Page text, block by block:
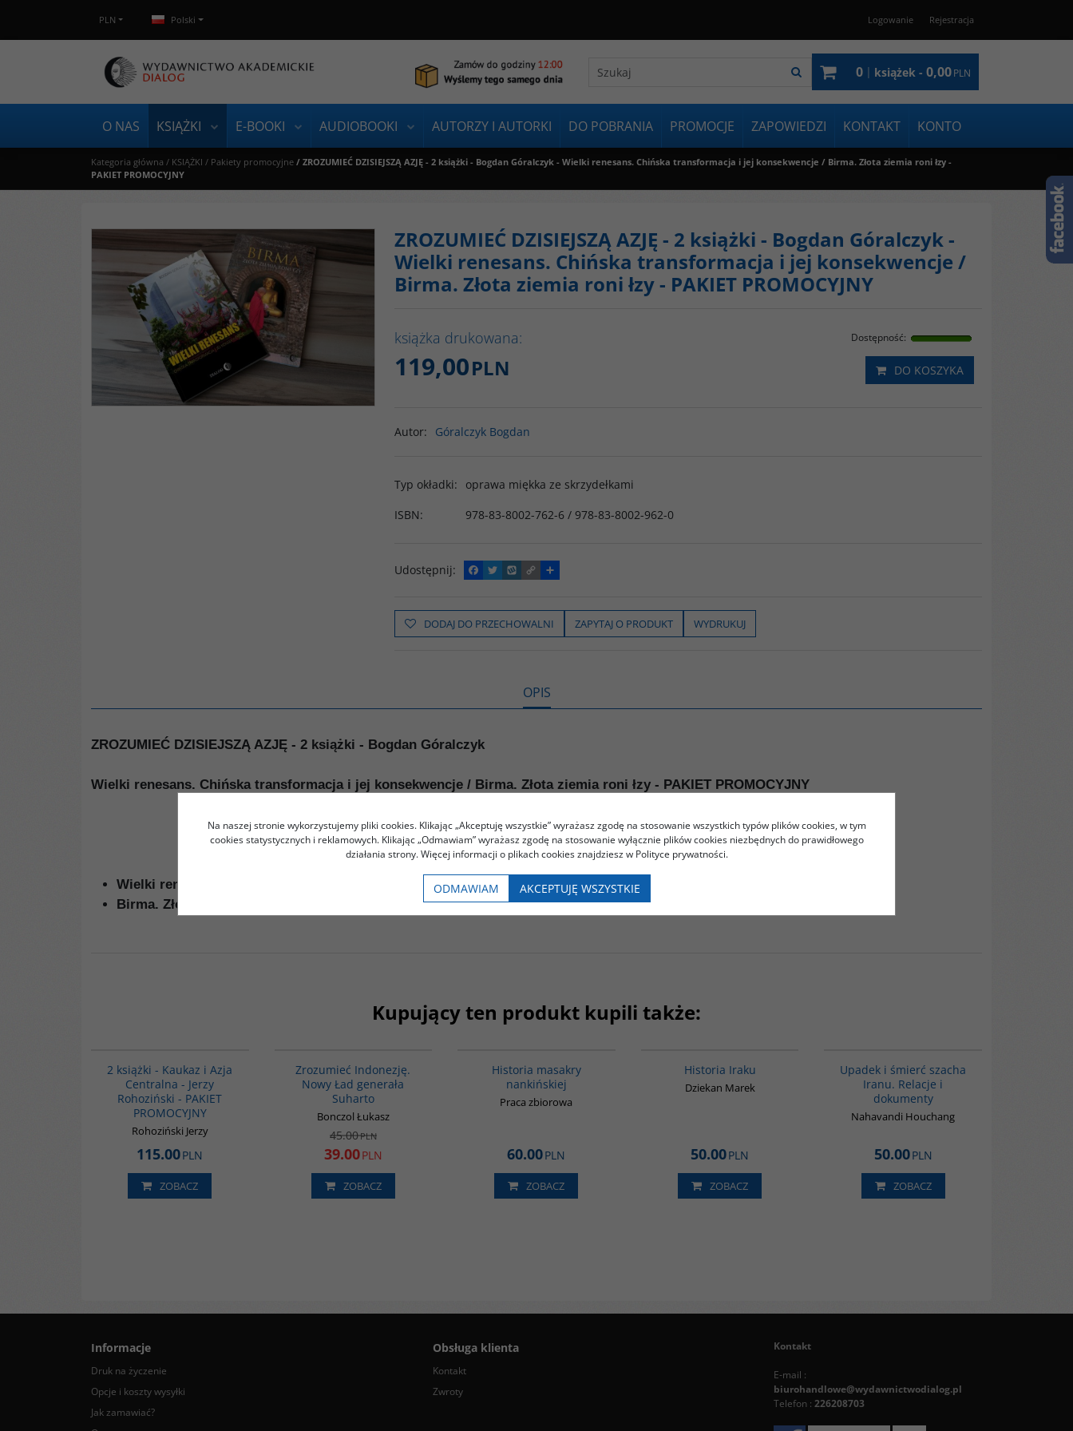
PLN Polski Logowanie Rejestracja
0 | książek - 0,00PLN
O NAS KSIĄŻKI E-BOOKI AUDIOBOOKI AUTORZY I AUTORKI DO POBRANIA PROMOCJE ZAPOWIEDZI KONTAKT KONTO
Kategoria główna / KSIĄŻKI / Pakiety promocyjne / ZROZUMIEĆ DZISIEJSZĄ AZJĘ - 2 książki - Bogdan Góralczyk - Wielki renesans. Chińska transformacja i jej konsekwencje / Birma. Złota ziemia roni łzy -
PAKIET PROMOCYJNY
ZROZUMIEĆ DZISIEJSZĄ AZJĘ - 2 książki - Bogdan Góralczyk -
Wielki renesans. Chińska transformacja i jej konsekwencje /
Birma. Złota ziemia roni łzy - PAKIET PROMOCYJNY
książka drukowana: Dostępność:
119,00PLN DO KOSZYKA
Autor: Góralczyk Bogdan
Typ okładki:
oprawa miękka ze skrzydełkami
ISBN: 978-83-8002-762-6 / 978-83-8002-962-0
Udostępnij:
F
a
e
b
o
T
w
t
t
e
W
y
o
p
C
o
y
L
i
P
o
z
i
e
ę
DODAJ DO PRZECHOWALNI ZAPYTAJ O PRODUKT WYDRUKUJ
OPIS
ZROZUMIEĆ DZISIEJSZĄ AZJĘ - 2 książki - Bogdan Góralczyk
Wielki renesans. Chińska transformacja i jej konsekwencje / Birma. Złota ziemia roni łzy - PAKIET PROMOCYJNY
Wielki renesans. Chińska transformacja i jej konsekwencjezobacz książkę
Birma. Złota ziemia roni łzy
Kupujący ten produkt kupili także:
2 książki - Kaukaz i Azja
Centralna - Jerzy
Rohoziński - PAKIET
PROMOCYJNY
Rohoziński Jerzy
115.00PLN
ZOBACZ
Zrozumieć Indonezję.
Nowy Ład generała
Suharto
Bonczol Łukasz
45.00PLN
39.00PLN
ZOBACZ
Historia masakry
nankińskiej
Praca zbiorowa
60.00PLN
ZOBACZ
Historia Iraku
Dziekan Marek
50.00PLN
ZOBACZ
Upadek i śmierć szacha
Iranu. Relacje i
dokumenty
Nahavandi Houchang
50.00PLN
ZOBACZ
Informacje
Druk na życzenie
Opcje i koszty wysyłki
Jak zamawiać?
Obsługa klienta
Kontakt
Zwroty
Kontakt
E-mail :
biurohandlowe@wydawnictwodialog.pl
Telefon : 226208703
Na naszej stronie wykorzystujemy pliki cookies. Klikając „Akceptuję wszystkie” wyrażasz zgodę na stosowanie wszystkich typów plików cookies, w tym
cookies statystycznych i reklamowych. Klikając „Odmawiam” wyrażasz zgodę na stosowanie wyłącznie plików cookies niezbędnych do prawidłowego
działania strony. Więcej informacji o plikach cookies znajdziesz w Polityce prywatności.
ODMAWIAM AKCEPTUJĘ WSZYSTKIE